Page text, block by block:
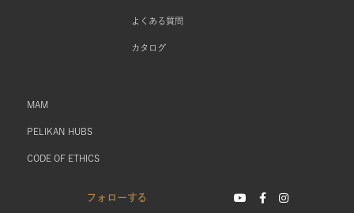
よくある質問
カタログ
MAM
PELIKAN HUBS
CODE OF ETHICS
フォローする